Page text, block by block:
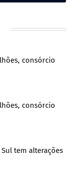
consórcio
consórcio
tem alterações